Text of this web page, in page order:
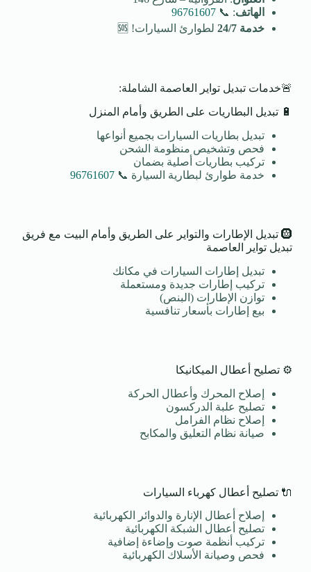
الهاتف: 📞
96761607
خدمة 24/7
لطوارئ السيارات! 🆘
🚨خدمات تبديل تواير العاصمة الشاملة:
🔋 تبديل البطاريات على الطريق وأمام المنزل
تبديل بطاريات السيارات بجميع أنواعها
فحص وتشخيص منظومة الشحن
تركيب بطاريات أصلية بضمان
خدمة طوارئ لبطارية السيارة 📞 96761607
🛞 تبديل الإطارات والتواير على الطريق وأمام البيت مع فريق
تبديل تواير العاصمة
تبديل إطارات السيارات في مكانك
تركيب إطارات جديدة ومستعملة
توازن الإطارات (البنص)
بيع إطارات بأسعار تنافسية
⚙️ تصليح أعطال الميكانيكا
إصلاح المحرك وأعطال الحركة
تصليح علبة الدركسون
إصلاح نظام الفرامل
صيانة نظام التعليق والمكابح
🔌 تصليح أعطال كهرباء السيارات
إصلاح أعطال الإنارة والدوائر الكهربائية
تصليح أعطال الشبكة الكهربائية
تركيب أنظمة صوت وإضاءة إضافية
فحص وصيانة الأسلاك الكهربائية